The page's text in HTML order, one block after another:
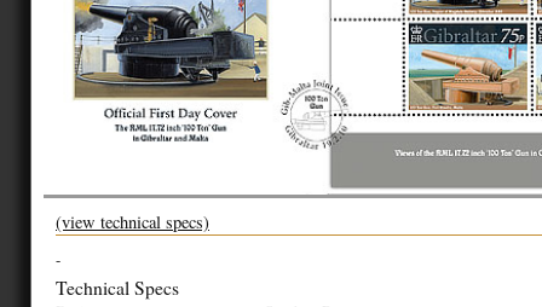
(view technical specs)
-
Technical Specs